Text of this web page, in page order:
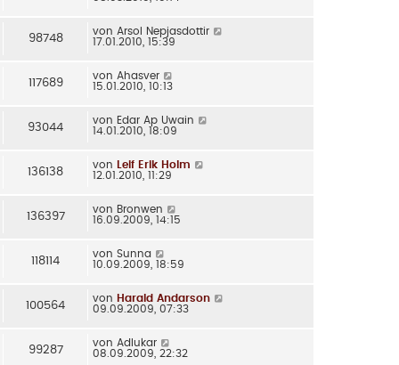
98748
von Arsol Nepjasdottir
17.01.2010, 15:39
117689
von Ahasver
15.01.2010, 10:13
93044
von Edar Ap Uwain
14.01.2010, 18:09
136138
von
Leif Erik Holm
12.01.2010, 11:29
136397
von Bronwen
16.09.2009, 14:15
118114
von Sunna
10.09.2009, 18:59
100564
von Harald Andarson
09.09.2009, 07:33
99287
von Adlukar
08.09.2009, 22:32